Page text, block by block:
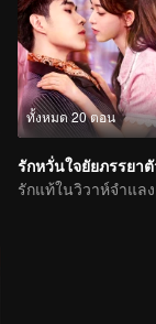
ทั้งหมด 20 ตอน
รักแท้ในวิวาห์จำแลง